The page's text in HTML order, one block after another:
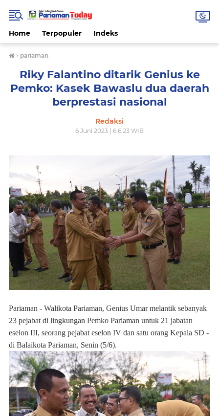
Home Terpopuler Indeks
› pariaman
Riky Falantino ditarik Genius ke
Pemko: Kasek Bawaslu dua daerah
berprestasi nasional
Redaksi
6 Juni 2023 | 6.6.23 WIB
Pariaman - Walikota Pariaman, Genius Umar melantik sebanyak
23 pejabat di lingkungan Pemko Pariaman untuk 21 jabatan
eselon III, seorang pejabat eselon IV dan satu orang Kepala SD -
di Balaikota Pariaman, Senin (5/6).